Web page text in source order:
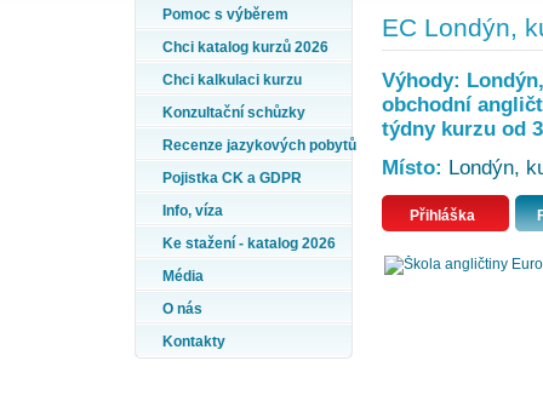
Pomoc s výběrem
Chci katalog kurzů 2026
Chci kalkulaci kurzu
Konzultační schůzky
Recenze jazykových pobytů
Pojistka CK a GDPR
Info, víza
Ke stažení - katalog 2026
Média
O nás
Kontakty
EC Londýn,
Výhody:
obchodní
týdny kurzu od
Místo: Londýn,
Přihláška